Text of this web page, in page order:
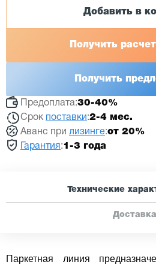
Добавить в
Получить
Получить
Предоплата:30-40%
Срок поставки :2-4 мес.
Аванс при лизинге:от 20%
Гарантия :1-3 года
Технические
Доставка
Паркетная линия